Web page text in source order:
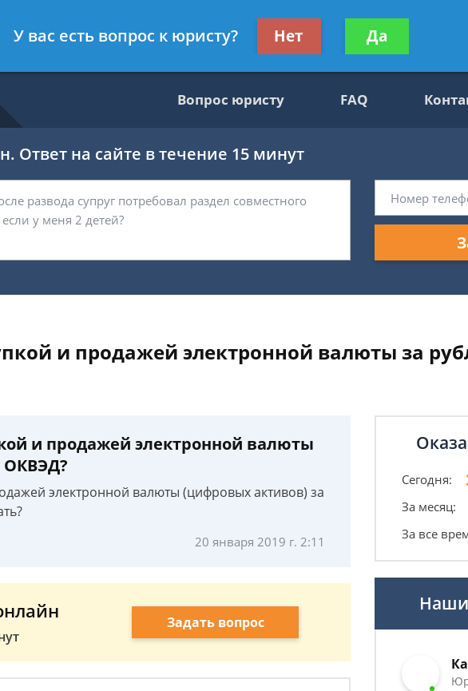
по гражданскому праву
Получите консультацию
бесплатно
Вопрос юристу FAQ
Ответ на сайте в течение 15 минут
и продажей электронной валюты за
и продажей электронной валюты
ОКВЭД?
электронной валюты (цифровых активов) за
20 января 2019 г. 2:11
Задать вопрос
Сегодня:
За месяц:
За все
У вас есть вопрос к юристу? Нет Да